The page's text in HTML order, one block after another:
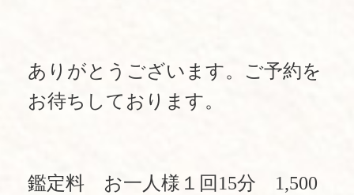
ありがとうございます。ご予約を
お待ちしております。
鑑定料 お一人様１回15分 1,500